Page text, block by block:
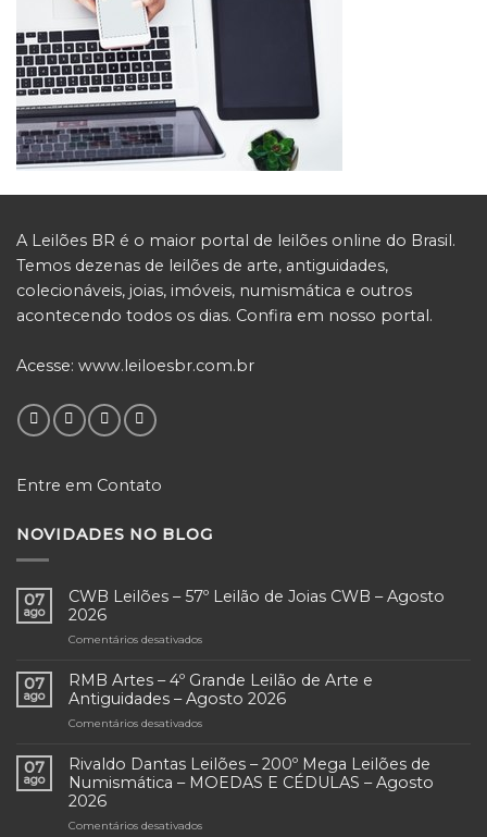
A Leilões BR é o maior portal de leilões online do Brasil.
Temos dezenas de leilões de arte, antiguidades,
colecionáveis, joias, imóveis, numismática e outros
acontecendo todos os dias. Confira em nosso portal.
Acesse: www.leiloesbr.com.br
Entre em Contato
NOVIDADES NO BLOG
07
ago
CWB Leilões – 57º Leilão de Joias CWB – Agosto
2026
Comentários desativados
Leilões
57º
Joias
CWB
07
ago
RMB Artes – 4º Grande Leilão de Arte e
Antiguidades – Agosto 2026
Comentários desativados
Artes
–
4º
07
ago
Rivaldo Dantas Leilões – 200º Mega Leilões de
Numismática – MOEDAS E CÉDULAS – Agosto
2026
Comentários desativados